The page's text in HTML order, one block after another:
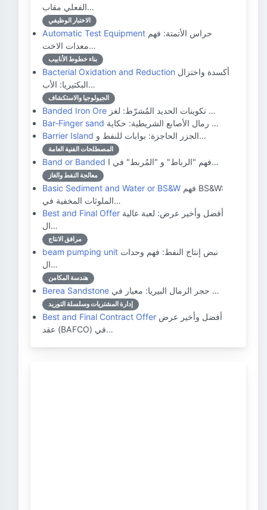
الفعلي مقاب…
الاختبار الوظيفي
Automatic Test Equipment
معدات الاخت…
بناء خطوط الأنابيب
Bacterial Oxidation and Reduction
البكتيريا: الأب…
الجيولوجيا والاستكشاف
Banded Iron Ore
تكوينات الحديد المُشرّط: لغز …
Bar-Finger sand
رمال الأصابع الشريطية: حكاية …
Barrier Island
الجزر الحاجزة: بوابات للنفط و…
المصطلحات الفنية العامة
Band or Banded فهم "الرباط" و "المُربط" في ا…
معالجة النفط والغاز
Basic Sediment and Water or BS&W
الملوثات المخفية في…
Best and Final Offer
ال…
مرافق الانتاج
beam pumping unit
ال…
هندسة المكامن
Berea Sandstone حجر الرمال البيريا: معيار في …
إدارة المشتريات وسلسلة التوريد
Best and Final Contract Offer
عقد (BAFCO) في…